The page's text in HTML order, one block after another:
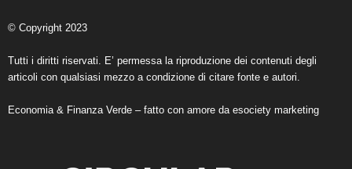
© Copyright 2023
Tutti i diritti riservati. E’ permessa la riproduzione dei contenuti degli
articoli con qualsiasi mezzo a condizione di citare fonte e autori.
Economia & Finanza Verde – fatto con amore da esociety marketing